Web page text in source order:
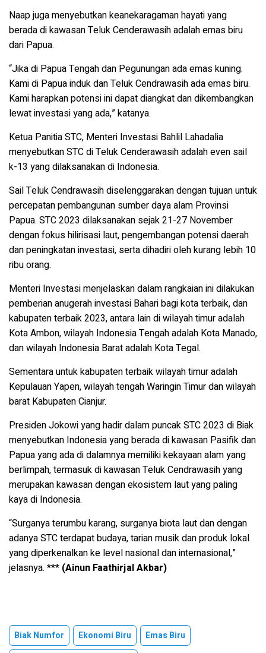
Naap juga menyebutkan keanekaragaman hayati yang
berada di kawasan Teluk Cenderawasih adalah emas biru
dari Papua.
“Jika di Papua Tengah dan Pegunungan ada emas kuning.
Kami di Papua induk dan Teluk Cendrawasih ada emas biru.
Kami harapkan potensi ini dapat diangkat dan dikembangkan
lewat investasi yang ada,” katanya.
Ketua Panitia STC, Menteri Investasi Bahlil Lahadalia
menyebutkan STC di Teluk Cenderawasih adalah even sail
k-13 yang dilaksanakan di Indonesia.
Sail Teluk Cendrawasih diselenggarakan dengan tujuan untuk
percepatan pembangunan sumber daya alam Provinsi
Papua. STC 2023 dilaksanakan sejak 21-27 November
dengan fokus hilirisasi laut, pengembangan potensi daerah
dan peningkatan investasi, serta dihadiri oleh kurang lebih 10
ribu orang.
Menteri Investasi menjelaskan dalam rangkaian ini dilakukan
pemberian anugerah investasi Bahari bagi kota terbaik, dan
kabupaten terbaik 2023, antara lain di wilayah timur adalah
Kota Ambon, wilayah Indonesia Tengah adalah Kota Manado,
dan wilayah Indonesia Barat adalah Kota Tegal.
Sementara untuk kabupaten terbaik wilayah timur adalah
Kepulauan Yapen, wilayah tengah Waringin Timur dan wilayah
barat Kabupaten Cianjur.
Presiden Jokowi yang hadir dalam puncak STC 2023 di Biak
menyebutkan Indonesia yang berada di kawasan Pasifik dan
Papua yang ada di dalamnya memiliki kekayaan alam yang
berlimpah, termasuk di kawasan Teluk Cendrawasih yang
merupakan kawasan dengan ekosistem laut yang paling
kaya di Indonesia.
“Surganya terumbu karang, surganya biota laut dan dengan
adanya STC terdapat budaya, tarian musik dan produk lokal
yang diperkenalkan ke level nasional dan internasional,”
jelasnya. *** (Ainun Faathirjal Akbar)
Biak Numfor Ekonomi Biru
Emas Biru